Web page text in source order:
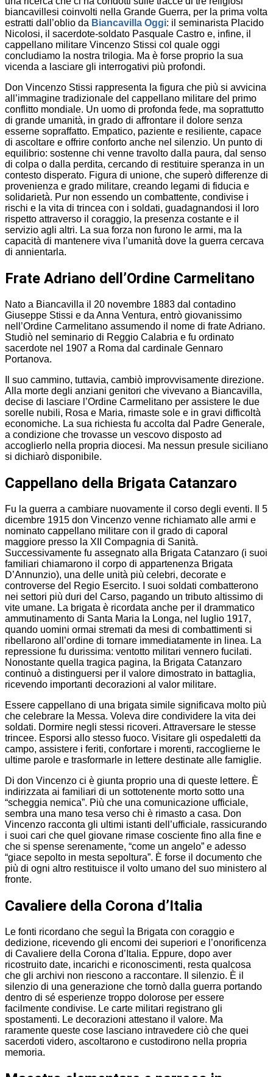
biancavillesi coinvolti nella Grande Guerra, per la prima volta
estratti dall’oblio da Biancavilla Oggi: il seminarista Placido
Nicolosi, il sacerdote-soldato Pasquale Castro e, infine, il
cappellano militare Vincenzo Stissi col quale oggi
concludiamo la nostra trilogia. Ma è forse proprio la sua
vicenda a lasciare gli interrogativi più profondi.
Don Vincenzo Stissi rappresenta la figura che più si avvicina
all’immagine tradizionale del cappellano militare del primo
conflitto mondiale. Un uomo di profonda fede, ma soprattutto
di grande umanità, in grado di affrontare il dolore senza
esserne sopraffatto. Empatico, paziente e resiliente, capace
di ascoltare e offrire conforto anche nel silenzio. Un punto di
equilibrio: sostenne chi venne travolto dalla paura, dal senso
di colpa o dalla perdita, cercando di restituire speranza in un
contesto disperato. Figura di unione, che superò differenze di
provenienza e grado militare, creando legami di fiducia e
solidarietà. Pur non essendo un combattente, condivise i
rischi e la vita di trincea con i soldati, guadagnandosi il loro
rispetto attraverso il coraggio, la presenza costante e il
servizio agli altri. La sua forza non furono le armi, ma la
capacità di mantenere viva l’umanità dove la guerra cercava
di annientarla.
Frate Adriano dell’Ordine Carmelitano
Nato a Biancavilla il 20 novembre 1883 dal contadino
Giuseppe Stissi e da Anna Ventura, entrò giovanissimo
nell’Ordine Carmelitano assumendo il nome di frate Adriano.
Studiò nel seminario di Reggio Calabria e fu ordinato
sacerdote nel 1907 a Roma dal cardinale Gennaro
Portanova.
Il suo cammino, tuttavia, cambiò improvvisamente direzione.
Alla morte degli anziani genitori che vivevano a Biancavilla,
decise di lasciare l’Ordine Carmelitano per assistere le due
sorelle nubili, Rosa e Maria, rimaste sole e in gravi difficoltà
economiche. La sua richiesta fu accolta dal Padre Generale,
a condizione che trovasse un vescovo disposto ad
accoglierlo nella propria diocesi. Ma nessun presule siciliano
si dichiarò disponibile.
Cappellano della Brigata Catanzaro
Fu la guerra a cambiare nuovamente il corso degli eventi. Il 5
dicembre 1915 don Vincenzo venne richiamato alle armi e
nominato cappellano militare con il grado di caporal
maggiore presso la XII Compagnia di Sanità.
Successivamente fu assegnato alla Brigata Catanzaro (i suoi
familiari chiamarono il corpo di appartenenza Brigata
D’Annunzio), una delle unità più celebri, decorate e
controverse del Regio Esercito. I suoi soldati combatterono
nei settori più duri del Carso, pagando un tributo altissimo di
vite umane. La brigata è ricordata anche per il drammatico
ammutinamento di Santa Maria la Longa, nel luglio 1917,
quando uomini ormai stremati da mesi di combattimenti si
ribellarono all’ordine di tornare immediatamente in linea. La
repressione fu durissima: ventotto militari vennero fucilati.
Nonostante quella tragica pagina, la Brigata Catanzaro
continuò a distinguersi per il valore dimostrato in battaglia,
ricevendo importanti decorazioni al valor militare.
Essere cappellano di una brigata simile significava molto più
che celebrare la Messa. Voleva dire condividere la vita dei
soldati. Dormire negli stessi ricoveri. Attraversare le stesse
trincee. Esporsi allo stesso fuoco. Visitare gli ospedaletti da
campo, assistere i feriti, confortare i morenti, raccoglierne le
ultime parole e trasformarle in lettere destinate alle famiglie.
Di don Vincenzo ci è giunta proprio una di queste lettere. È
indirizzata ai familiari di un sottotenente morto sotto una
“scheggia nemica”. Più che una comunicazione ufficiale,
sembra una mano tesa verso chi è rimasto a casa. Don
Vincenzo racconta gli ultimi istanti dell’ufficiale, rassicurando
i suoi cari che quel giovane rimase cosciente fino alla fine e
che si spense serenamente, “come un angelo” e adesso
“giace sepolto in mesta sepoltura”. È forse il documento che
più di ogni altro restituisce il volto umano del suo ministero al
fronte.
Cavaliere della Corona d’Italia
Le fonti ricordano che seguì la Brigata con coraggio e
dedizione, ricevendo gli encomi dei superiori e l’onorificenza
di Cavaliere della Corona d’Italia. Eppure, dopo aver
ricostruito date, incarichi e riconoscimenti, resta qualcosa
che gli archivi non riescono a raccontare. Il silenzio. È il
silenzio di una generazione che tornò dalla guerra portando
dentro di sé esperienze troppo dolorose per essere
facilmente condivise. Le carte militari registrano gli
spostamenti. Le decorazioni attestano il valore. Ma
raramente queste cose lasciano intravedere ciò che quei
sacerdoti videro, ascoltarono e custodirono nella propria
memoria.